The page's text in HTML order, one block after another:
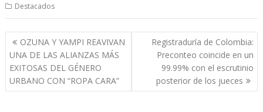
Destacados
Navegación
de
entradas
OZUNA Y YAMPI REAVIVAN
UNA DE LAS ALIANZAS MÁS
EXITOSAS DEL GÉNERO
URBANO CON “ROPA CARA”
Registraduría de Colombia:
Preconteo coincide en un
99.99% con el escrutinio
posterior de los jueces